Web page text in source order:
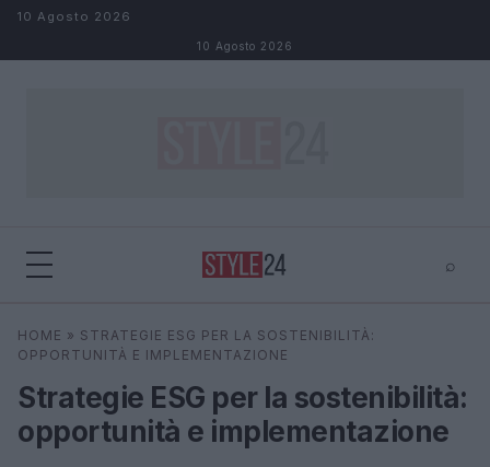
Salta al contenuto
10 Agosto 2026
10 Agosto 2026
⌕
Cerca
HOME » STRATEGIE ESG PER LA SOSTENIBILITÀ:
OPPORTUNITÀ E IMPLEMENTAZIONE
Strategie ESG per la sostenibilità:
opportunità e implementazione